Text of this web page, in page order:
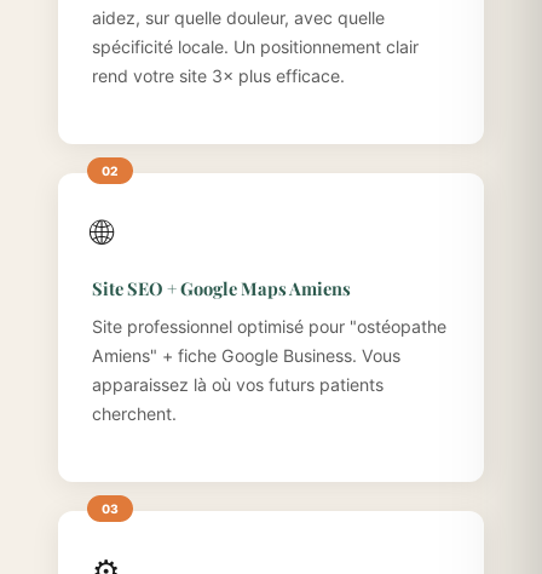
aidez, sur quelle douleur, avec quelle
spécificité locale. Un positionnement clair
rend votre site 3× plus efficace.
🌐
Site SEO + Google Maps Amiens
Site professionnel optimisé pour "ostéopathe
Amiens" + fiche Google Business. Vous
apparaissez là où vos futurs patients
cherchent.